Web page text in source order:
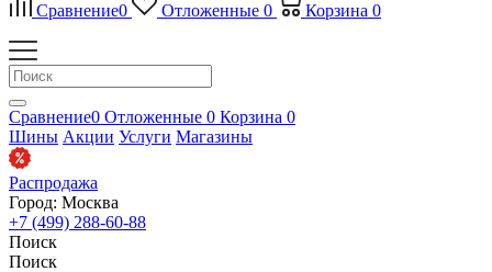
Сравнение0 Отложенные 0 Корзина 0
Сравнение0 Отложенные 0 Корзина 0
Шины Акции Услуги Магазины
Распродажа
Город: Москва
+7 (499) 288-60-88
Поиск
Поиск